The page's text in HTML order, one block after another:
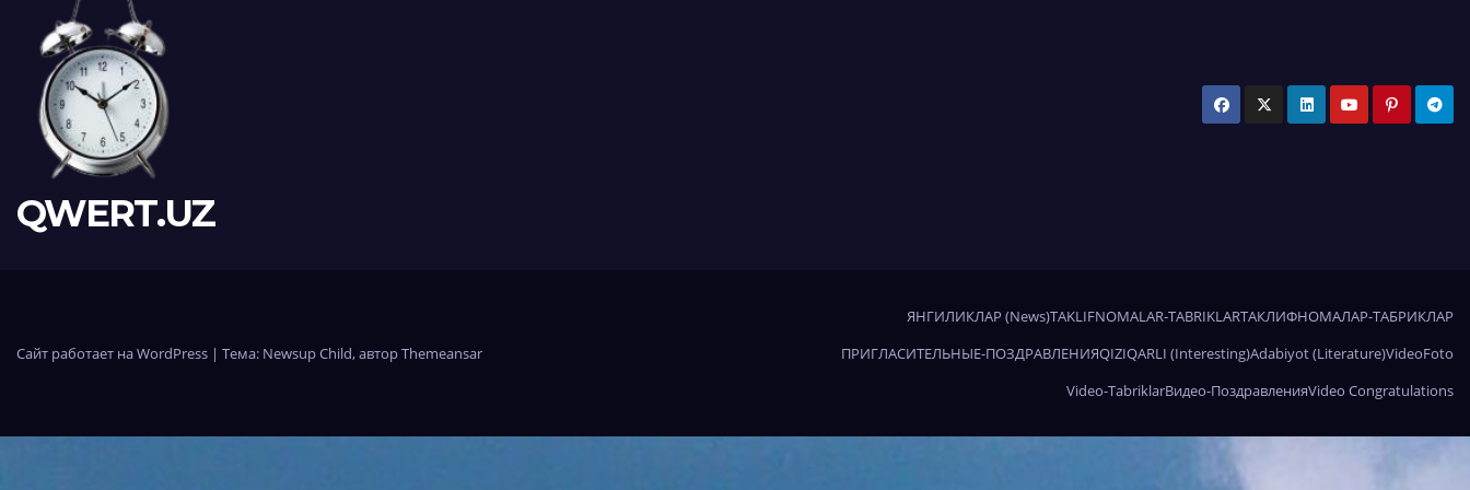
QWERT.UZ
Сайт работает на WordPress | Тема: Newsup Child, авторThemeansar
ЯНГИЛИКЛАР (News)TAKLIFNOMALAR-TABRIKLARТАКЛИФНОМАЛАР-ТАБРИКЛАР
ПРИГЛАСИТЕЛЬНЫЕ-ПОЗДРАВЛЕНИЯQIZIQARLI (Interesting)Adabiyot (Literature)VideoFoto
Video-TabriklarВидео-ПоздравленияVideo Congratulations